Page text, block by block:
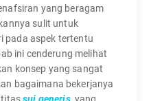
yang beragam
sulit untuk
pada aspek tertentu
ini cenderung melihat
konsep yang sangat
bagaimana bekerjanya